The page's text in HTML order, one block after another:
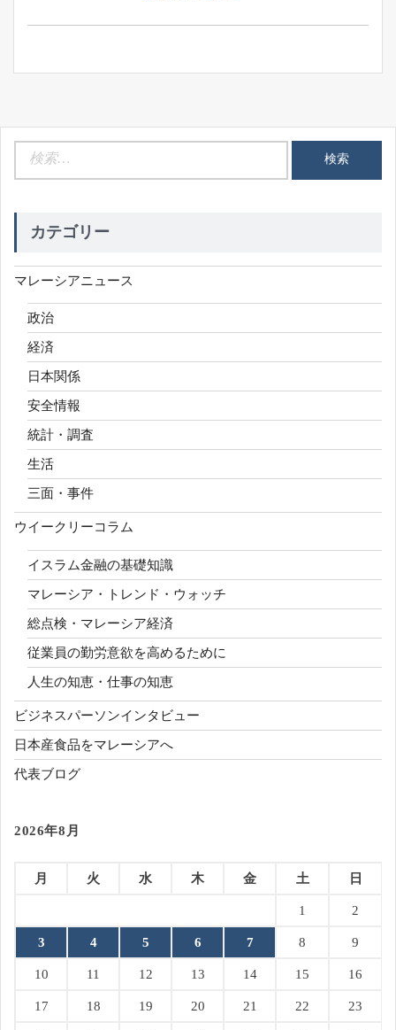
ゲ
シ
ン
カテゴリー
マレーシアニュース
政治
経済
日本関係
安全情報
統計・調査
生活
三面・事件
ウイークリーコラム
イスラム金融の基礎知識
マレーシア・トレンド・ウォッチ
総点検・マレーシア経済
従業員の勤労意欲を高めるために
人生の知恵・仕事の知恵
ビジネスパーソンインタビュー
日本産食品をマレーシアへ
代表ブログ
2026年8月
月 火 水 木 金 土 日
1 2
3 4 5 6 7 8 9
10 11 12 13 14 15 16
17 18 19 20 21 22 23